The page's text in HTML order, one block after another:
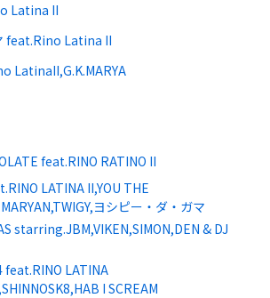
Latina II
feat.Rino Latina II
LatinaII,G.K.MARYA
feat.RINO RATINO II
LATINA II,YOU THE
ヨシピー・ダ・ガマ
starring.JBM,VIKEN,SIMON,DEN & DJ
feat.RINO LATINA
I SCREAM